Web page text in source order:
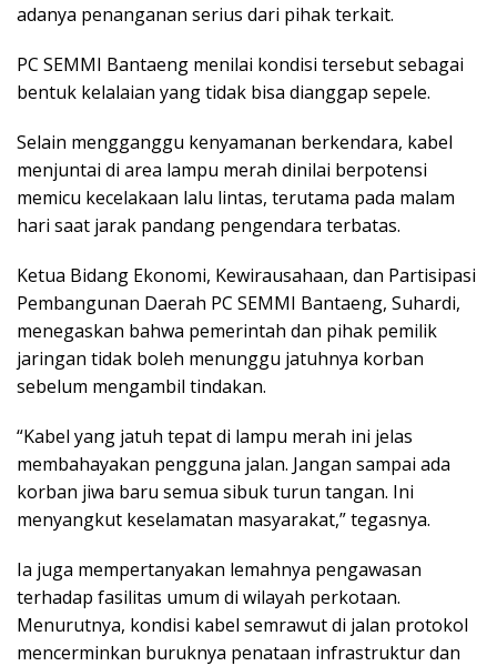
adanya penanganan serius dari pihak terkait.
PC SEMMI Bantaeng menilai kondisi tersebut sebagai
bentuk kelalaian yang tidak bisa dianggap sepele.
Selain mengganggu kenyamanan berkendara, kabel
menjuntai di area lampu merah dinilai berpotensi
memicu kecelakaan lalu lintas, terutama pada malam
hari saat jarak pandang pengendara terbatas.
Ketua Bidang Ekonomi, Kewirausahaan, dan Partisipasi
Pembangunan Daerah PC SEMMI Bantaeng, Suhardi,
menegaskan bahwa pemerintah dan pihak pemilik
jaringan tidak boleh menunggu jatuhnya korban
sebelum mengambil tindakan.
“Kabel yang jatuh tepat di lampu merah ini jelas
membahayakan pengguna jalan. Jangan sampai ada
korban jiwa baru semua sibuk turun tangan. Ini
menyangkut keselamatan masyarakat,” tegasnya.
Ia juga mempertanyakan lemahnya pengawasan
terhadap fasilitas umum di wilayah perkotaan.
Menurutnya, kondisi kabel semrawut di jalan protokol
mencerminkan buruknya penataan infrastruktur dan